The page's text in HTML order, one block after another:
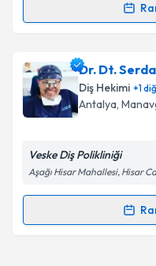
Randevu
Prof. Dr. Behiye
oluşturun. Size bu
takvim
Kişisel
Metni'ni
Dr. Dt.
Diş Hekimi +1
Antalya,
Veske Diş Polikliniği
Aşağı Hisar Mahallesi, Hisar
Randevu